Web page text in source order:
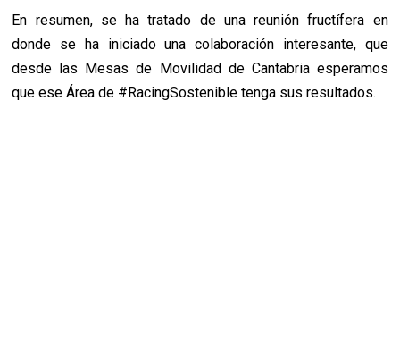
En resumen, se ha tratado de una reunión fructífera en
donde se ha iniciado una colaboración interesante, que
desde las Mesas de Movilidad de Cantabria esperamos
que ese Área de #RacingSostenible tenga sus resultados.